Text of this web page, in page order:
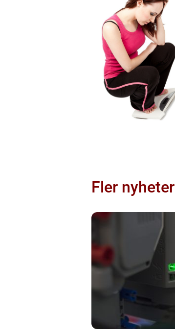
Fler nyheter